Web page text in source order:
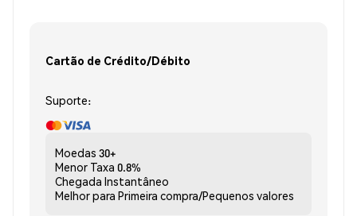
Cartão de Crédito/Débito
Suporte:
Moedas 30+
Menor Taxa 0.8%
Chegada Instantâneo
Melhor para Primeira compra/Pequenos valores